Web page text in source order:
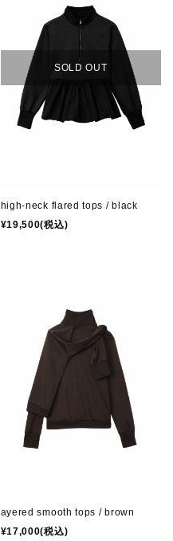
SOLD OUT
high-neck flared tops / black
¥19,500(税込)
ayered smooth tops / brown
¥17,000(税込)